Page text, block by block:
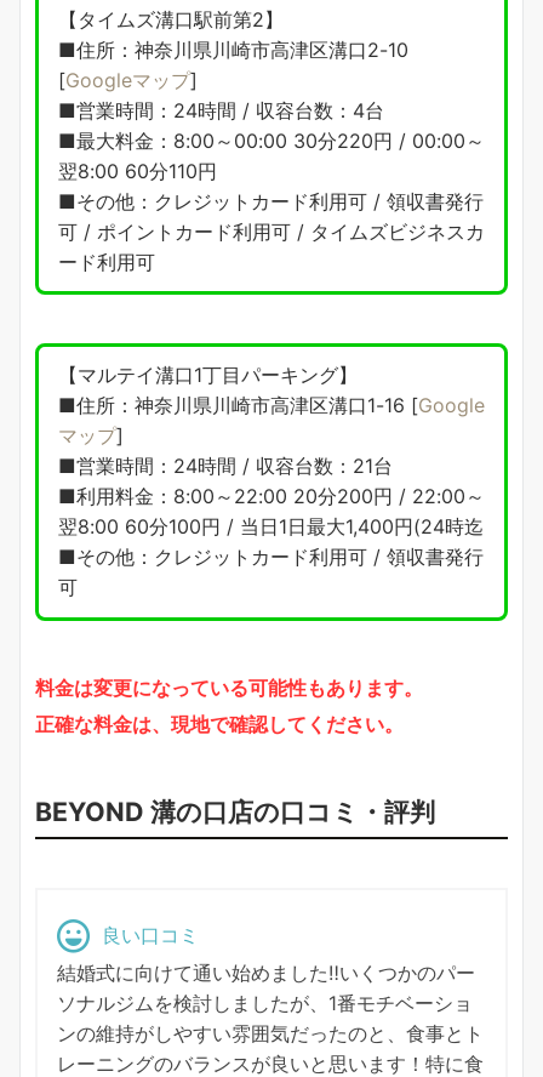
【タイムズ溝口駅前第2】
■住所：神奈川県川崎市高津区溝口2-10
[Googleマップ]
■営業時間：24時間 / 収容台数：4台
■最大料金：8:00～00:00 30分220円 / 00:00～
翌8:00 60分110円
■その他：クレジットカード利用可 / 領収書発行
可 / ポイントカード利用可 / タイムズビジネスカ
ード利用可
【マルテイ溝口1丁目パーキング】
■住所：神奈川県川崎市高津区溝口1-16 [Google
マップ]
■営業時間：24時間 / 収容台数：21台
■利用料金：8:00～22:00 20分200円 / 22:00～
翌8:00 60分100円 / 当日1日最大1,400円(24時迄
■その他：クレジットカード利用可 / 領収書発行
可
料金は変更になっている可能性もあります。
正確な料金は、現地で確認してください。
BEYOND 溝の口店の口コミ・評判
良い口コミ
結婚式に向けて通い始めました‼︎いくつかのパー
ソナルジムを検討しましたが、1番モチベーショ
ンの維持がしやすい雰囲気だったのと、食事とト
レーニングのバランスが良いと思います！特に食